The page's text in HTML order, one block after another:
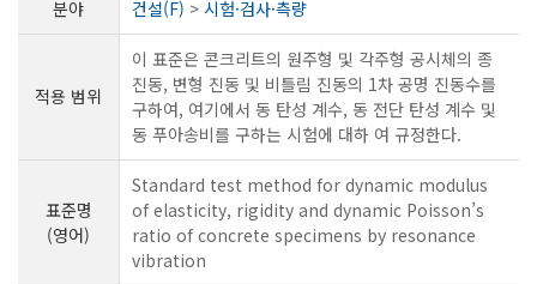
분야 건설(F) > 시험·검사·측량
적용 범위
이 표준은 콘크리트의 원주형 및 각주형 공시체의 종
진동, 변형 진동 및 비틀림 진동의 1차 공명 진동수를
구하여, 여기에서 동 탄성 계수, 동 전단 탄성 계수 및
동 푸아송비를 구하는 시험에 대하 여 규정한다.
표준명
(영어)
Standard test method for dynamic modulus
of elasticity, rigidity and dynamic Poisson’s
ratio of concrete specimens by resonance
vibration